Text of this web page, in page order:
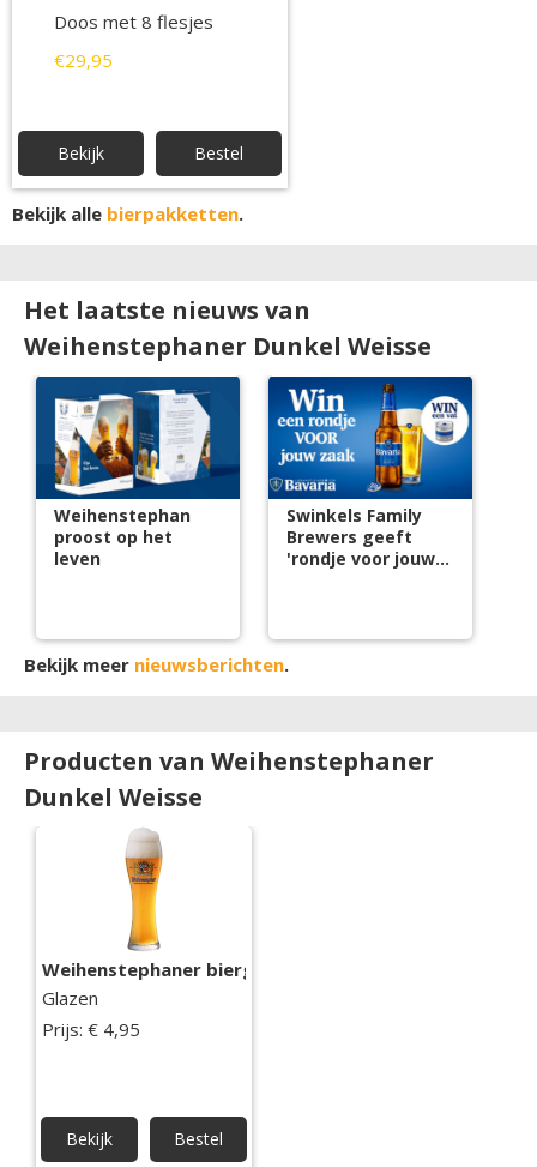
Doos met 8 flesjes
€29,95
Bekijk Bestel
Bekijk alle bierpakketten.
Het laatste nieuws van
Weihenstephaner Dunkel Weisse
Weihenstephan
proost op het
leven
Swinkels Family
Brewers geeft
'rondje voor jouw
Bekijk meer nieuwsberichten.
Producten van Weihenstephaner
Dunkel Weisse
Weihenstephaner bierglas
Glazen
Prijs: € 4,95
Bekijk Bestel